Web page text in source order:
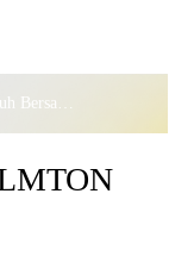
Lintasi Padang Es, Melangkah Jauh Bersama · Rayakan